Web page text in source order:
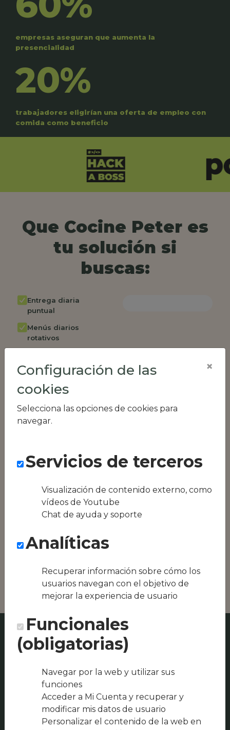
empresas aseguran que aumenta la
presencialidad
20%
trabajadores eligirían una oferta de empleo con
comida como beneficio
Que Cocine Peter es
tu solución si
buscas:
Entrega diaria
puntual
Menús diarios
rotativos
semanalmente
Factura única
empleados
Opción de catering
RR.HH
Conseguimos la
oferta local de tu
ser La Barra del
Lepanto by Juanma
gordura burger
Configuración de las
cookies
Selecciona las opciones de cookies para
navegar.
×
Servicios de terceros
Visualización de contenido externo, como
vídeos de Youtube
Chat de ayuda y soporte
Analíticas
Recuperar información sobre cómo los
usuarios navegan con el objetivo de
mejorar la experiencia de usuario
Funcionales
(obligatorias)
Navegar por la web y utilizar sus
funciones
Acceder a Mi Cuenta y recuperar y
modificar mis datos de usuario
Personalizar el contenido de la web en